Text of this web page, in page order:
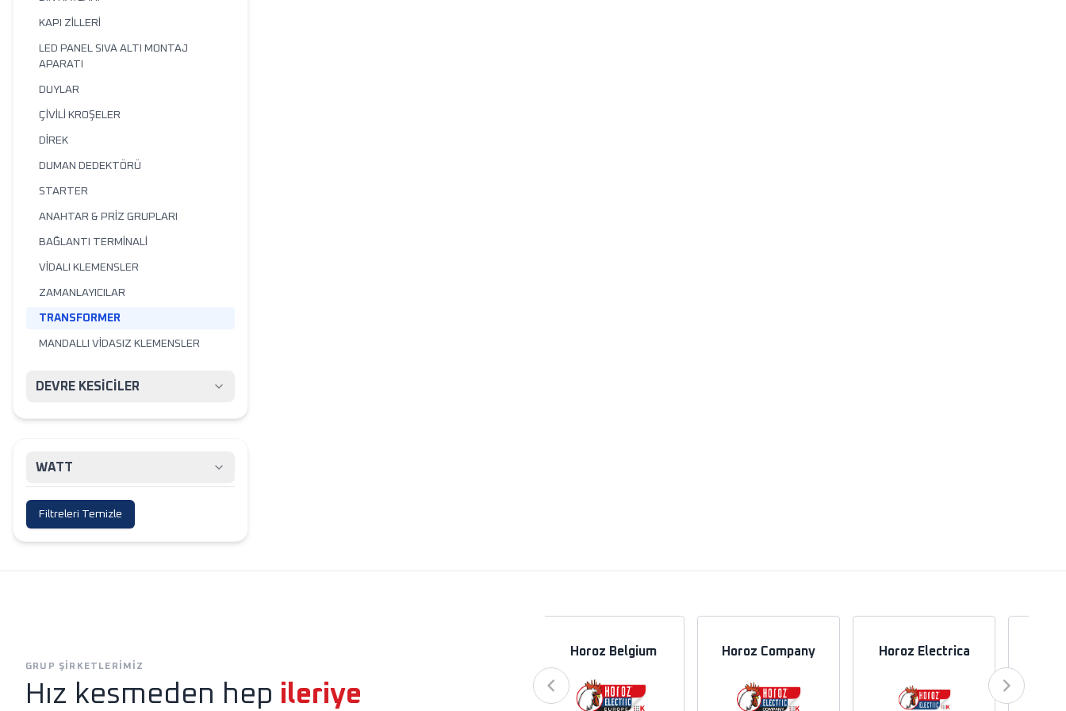
KAPI ZİLLERİ
LED PANEL SIVA ALTI MONTAJ
APARATI
DUYLAR
ÇİVİLİ KROŞELER
DİREK
DUMAN DEDEKTÖRÜ
STARTER
ANAHTAR & PRİZ GRUPLARI
BAĞLANTI TERMİNALİ
VİDALI KLEMENSLER
ZAMANLAYICILAR
TRANSFORMER
MANDALLI VİDASIZ KLEMENSLER
DEVRE KESİCİLER
WATT
Filtreleri Temizle
GRUP ŞIRKETLERIMIZ
Hız kesmeden hep ileriye
Horoz Belgium Horoz Company Horoz Electrica